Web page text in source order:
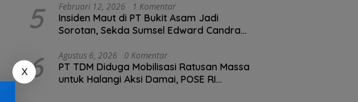
5 Februari 12, 2026 1 Komentar
Insiden Maut di PT Bukit Asam Jadi
Sorotan, Sekda Sumsel Edward Candra
6 Agustus 6, 2026 0 Komentar
PT TDM Diduga Mobilisasi Ratusan Massa
untuk Halangi Aksi Damai, POSE RI
X